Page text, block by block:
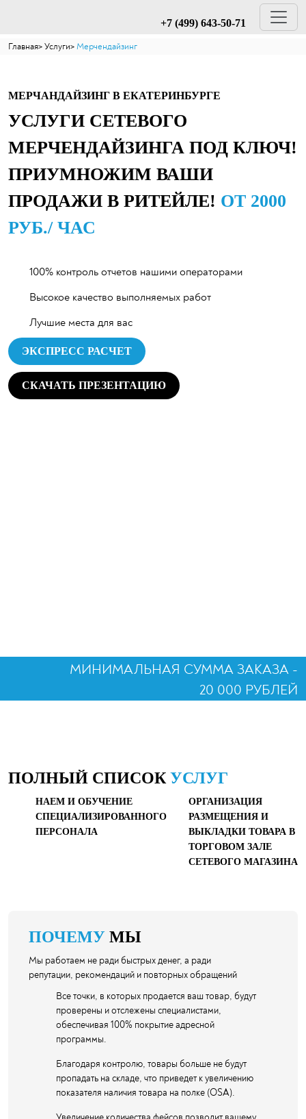
+7 (499) 643-50-71
Главная Услуги Мерчендайзинг
МЕРЧАНДАЙЗИНГ В ЕКАТЕРИНБУРГЕ
УСЛУГИ СЕТЕВОГО
МЕРЧЕНДАЙЗИНГА ПОД КЛЮЧ!
ПРИУМНОЖИМ ВАШИ
ПРОДАЖИ В РИТЕЙЛЕ! ОТ 2000
РУБ./ ЧАС
100% контроль отчетов нашими операторами
Высокое качество выполняемых работ
Лучшие места для вас
ЭКСПРЕСС РАСЧЕТ
СКАЧАТЬ ПРЕЗЕНТАЦИЮ
МИНИМАЛЬНАЯ СУММА ЗАКАЗА -
20 000 РУБЛЕЙ
ПОЛНЫЙ СПИСОК УСЛУГ
НАЕМ И ОБУЧЕНИЕ
СПЕЦИАЛИЗИРОВАННОГО
ПЕРСОНАЛА
ОРГАНИЗАЦИЯ
РАЗМЕЩЕНИЯ И
ВЫКЛАДКИ ТОВАРА В
ТОРГОВОМ ЗАЛЕ
СЕТЕВОГО МАГАЗИНА
ПОЧЕМУ МЫ
Мы работаем не ради быстрых денег, а ради
репутации, рекомендаций и повторных обращений
Все точки, в которых продается ваш товар, будут
проверены и отслежены специалистами,
обеспечивая 100% покрытие адресной
программы.
Благодаря контролю, товары больше не будут
пропадать на складе, что приведет к увеличению
показателя наличия товара на полке (OSA).